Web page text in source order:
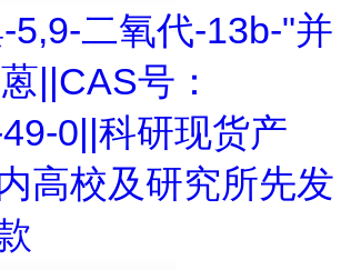
5,9-二氧代-13b-"并
||CAS号：
0||科研现货产
高校及研究所先发